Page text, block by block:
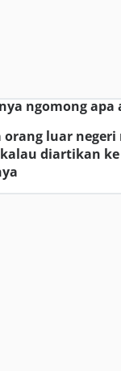
ngomong apa
orang luar negeri
diartikan